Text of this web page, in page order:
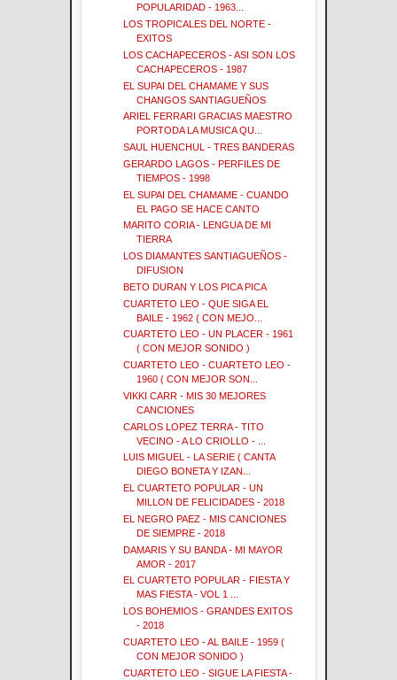
POPULARIDAD - 1963...
LOS TROPICALES DEL NORTE -
EXITOS
LOS CACHAPECEROS - ASI SON LOS
CACHAPECEROS - 1987
EL SUPAI DEL CHAMAME Y SUS
CHANGOS SANTIAGUEÑOS
ARIEL FERRARI GRACIAS MAESTRO
PORTODA LA MUSICA QU...
SAUL HUENCHUL - TRES BANDERAS
GERARDO LAGOS - PERFILES DE
TIEMPOS - 1998
EL SUPAI DEL CHAMAME - CUANDO
EL PAGO SE HACE CANTO
MARITO CORIA - LENGUA DE MI
TIERRA
LOS DIAMANTES SANTIAGUEÑOS -
DIFUSION
BETO DURAN Y LOS PICA PICA
CUARTETO LEO - QUE SIGA EL
BAILE - 1962 ( CON MEJO...
CUARTETO LEO - UN PLACER - 1961
( CON MEJOR SONIDO )
CUARTETO LEO - CUARTETO LEO -
1960 ( CON MEJOR SON...
VIKKI CARR - MIS 30 MEJORES
CANCIONES
CARLOS LOPEZ TERRA - TITO
VECINO - A LO CRIOLLO - ...
LUIS MIGUEL - LA SERIE ( CANTA
DIEGO BONETA Y IZAN...
EL CUARTETO POPULAR - UN
MILLON DE FELICIDADES - 2018
EL NEGRO PAEZ - MIS CANCIONES
DE SIEMPRE - 2018
DAMARIS Y SU BANDA - MI MAYOR
AMOR - 2017
EL CUARTETO POPULAR - FIESTA Y
MAS FIESTA - VOL 1 ...
LOS BOHEMIOS - GRANDES EXITOS
- 2018
CUARTETO LEO - AL BAILE - 1959 (
CON MEJOR SONIDO )
CUARTETO LEO - SIGUE LA FIESTA -